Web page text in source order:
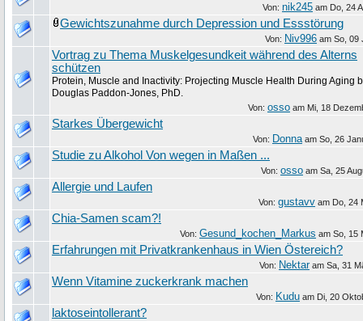
Von: nik245 am Do, 24
Gewichtszunahme durch Depression und Essstörung
Von: Niv996 am So, 09
Vortrag zu Thema Muskelgesundkeit während des Alterns
schützen
Protein, Muscle and Inactivity: Projecting Muscle Health During Aging
Douglas Paddon-Jones, PhD.
Von: osso am Mi, 18
Starkes Übergewicht
Von: Donna am So, 26
Studie zu Alkohol Von wegen in Maßen ...
Von: osso am Sa, 25
Allergie und Laufen
Von: gustavv am Do, 24
Chia-Samen scam?!
Von: Gesund_kochen_Markus am So, 15
Erfahrungen mit Privatkrankenhaus in Wien Östereich?
Von: Nektaram Sa, 31
Wenn Vitamine zuckerkrank machen
Von: Kudu am Di, 20
laktoseintollerant?